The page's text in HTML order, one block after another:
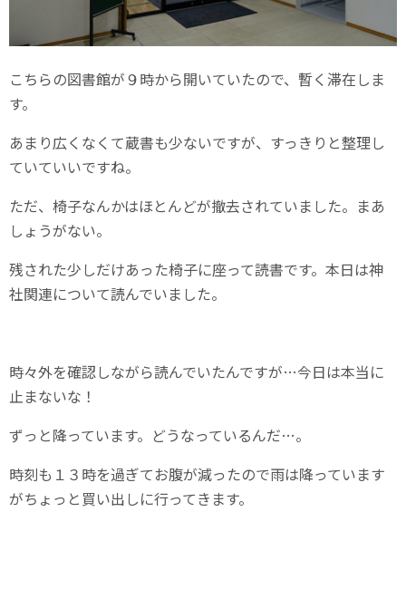
こちらの図書館が９時から開いていたので、暫く滞在しま
す。
あまり広くなくて蔵書も少ないですが、すっきりと整理し
ていていいですね。
ただ、椅子なんかはほとんどが撤去されていました。まあ
しょうがない。
残された少しだけあった椅子に座って読書です。本日は神
社関連について読んでいました。
時々外を確認しながら読んでいたんですが…今日は本当に
止まないな！
ずっと降っています。どうなっているんだ…。
時刻も１３時を過ぎてお腹が減ったので雨は降っています
がちょっと買い出しに行ってきます。